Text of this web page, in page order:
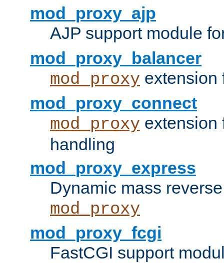
mod_proxy_ajp
AJP support module
mod_proxy_balancer
mod_proxy extension
mod_proxy_connect
mod_proxy
handling
mod_proxy_express
Dynamic mass
mod_proxy
mod_proxy_fcgi
FastCGI support